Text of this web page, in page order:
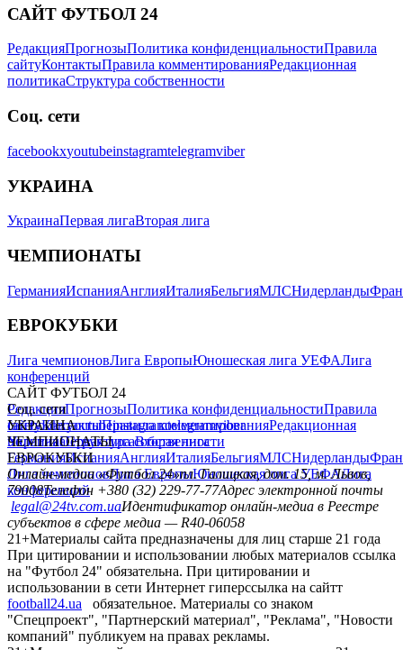
САЙТ ФУТБОЛ 24
РедакцияПрогнозыПолитика конфиденциальностиПравила
сайтуКонтактыПравила комментированияРедакционная
политикаСтруктура собственности
Соц. сети
facebookxyoutubeinstagramtelegramviber
УКРАИНА
УкраинаПервая лигаВторая лига
ЧЕМПИОНАТЫ
ГерманияИспанияАнглияИталияБельгияМЛСНидерланды
ЕВРОКУБКИ
Лига чемпионовЛига ЕвропыЮношеская лига УЕФАЛига
конференций
САЙТ ФУТБОЛ 24
РедакцияПрогнозыПолитика конфиденциальностиПравила
сайтуКонтактыПравила комментированияРедакционная
политикаСтруктура собственности
Соц. сети
facebookxyoutubeinstagramtelegramviber
УКРАИНА
УкраинаПервая лигаВторая лига
ЧЕМПИОНАТЫ
ГерманияИспанияАнглияИталияБельгияМЛСНидерланды
ЕВРОКУБКИ
Лига чемпионовЛига ЕвропыЮношеская лига УЕФАЛига
конференций
Онлайн-медиа «Футбол 24»пл. Галицкая, дом. 15, м. Львов,
79008Телефон +380 (32) 229-77-77Адрес электронной почты
legal@24tv.com.uaИдентификатор онлайн-медиа в Реестре
субъектов в сфере медиа — R40-06058
21+Материалы сайта предназначены для лиц старше 21 года
При цитировании и использовании любых материалов ссылка
на "Футбол 24" обязательна. При цитировании и
использовании в сети Интернет гиперссылка на сайтт
football24.ua
обязательное. Материалы со знаком
"Спецпроект", "Партнерский материал", "Реклама", "Новости
компаний" публикуем на правах рекламы.